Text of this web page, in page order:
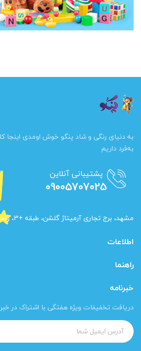
به دنیای رنگی و شاد پنگو خوش اومدی اینجا
به‌فرد داریم
پشتیبانی آنلاین
09005707025
مشهد، برج تجاری آرمیتاژ گلشن، طبقه +3، واحد 360
اطلاعات
راهنما
خبرنامه
دریافت تخفیفات ویژه هفتگی با اشتراک در